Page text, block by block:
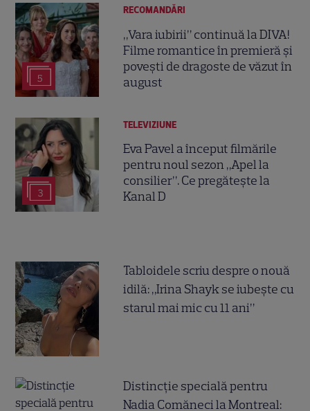
5
RECOMANDĂRI
„Vara iubirii” continuă la DIVA!
Filme romantice în premieră și
povești de dragoste de văzut în
august
3
TELEVIZIUNE
Eva Pavel a început filmările
pentru noul sezon „Apel la
consilier”. Ce pregătește la
Kanal D
Tabloidele scriu despre o nouă
idilă: „Irina Shayk se iubește cu
starul mai mic cu 11 ani”
Distincție specială pentru
Nadia Comăneci la Montreal: